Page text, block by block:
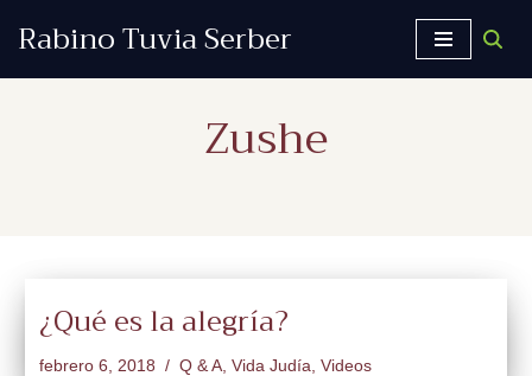
Rabino Tuvia Serber
Zushe
¿Qué es la alegría?
febrero 6, 2018 Q & A, Vida Judía, Videos